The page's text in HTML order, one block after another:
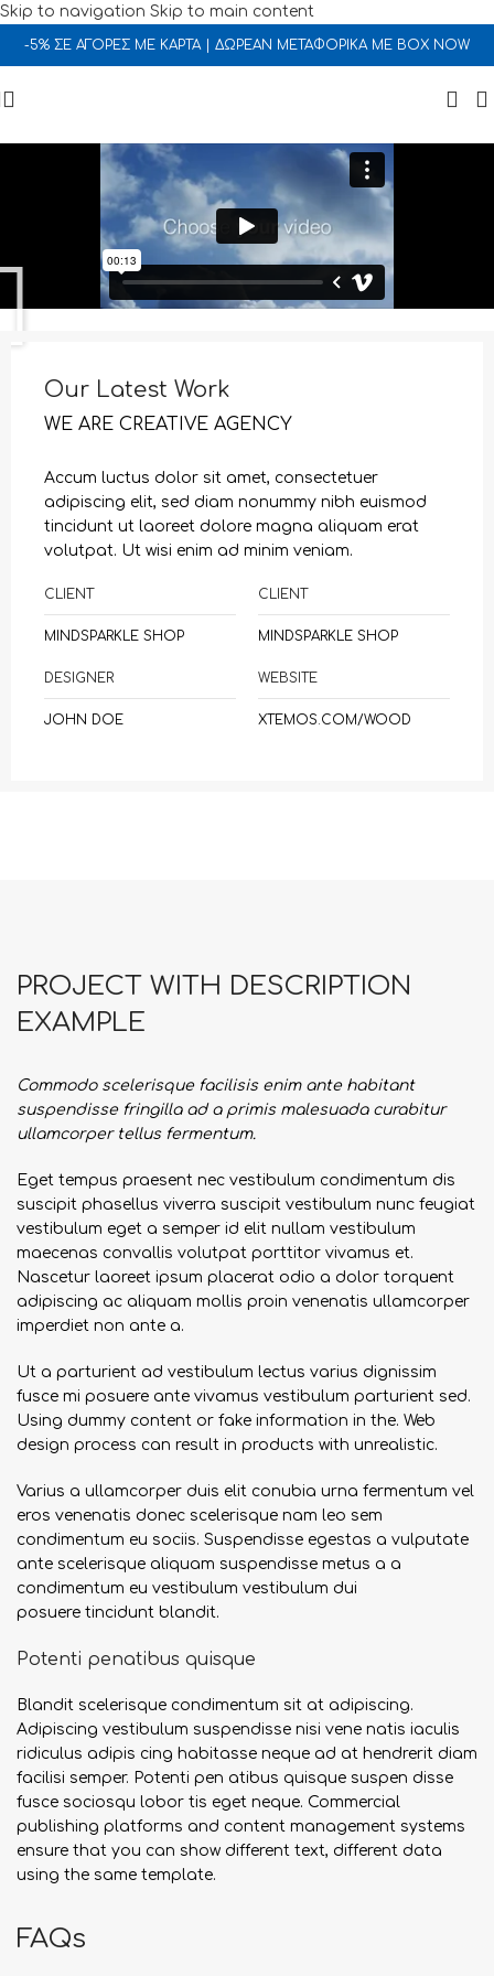
Skip to navigation Skip to main content
-5% ΣΕ ΑΓΟΡΕΣ ΜΕ ΚΑΡΤΑ | ΔΩΡΕΑΝ ΜΕΤΑΦΟΡΙΚΑ ΜΕ BOX NOW
Our Latest Work
WE ARE CREATIVE AGENCY
Accum luctus dolor sit amet, consectetuer
adipiscing elit, sed diam nonummy nibh euismod
tincidunt ut laoreet dolore magna aliquam erat
volutpat. Ut wisi enim ad minim veniam.
CLIENT
MINDSPARKLE SHOP
CLIENT
MINDSPARKLE SHOP
DESIGNER
JOHN DOE
WEBSITE
XTEMOS.COM/WOOD
PROJECT WITH DESCRIPTION
EXAMPLE
Commodo scelerisque facilisis enim ante habitant
suspendisse fringilla ad a primis malesuada curabitur
ullamcorper tellus fermentum.
Eget tempus praesent nec vestibulum condimentum dis
suscipit phasellus viverra suscipit vestibulum nunc feugiat
vestibulum eget a semper id elit nullam vestibulum
maecenas convallis volutpat porttitor vivamus et.
Nascetur laoreet ipsum placerat odio a dolor torquent
adipiscing ac aliquam mollis proin venenatis ullamcorper
imperdiet non ante a.
Ut a parturient ad vestibulum lectus varius dignissim
fusce mi posuere ante vivamus vestibulum parturient sed.
Using dummy content or fake information in the. Web
design process can result in products with unrealistic.
Varius a ullamcorper duis elit conubia urna fermentum vel
eros venenatis donec scelerisque nam leo sem
condimentum eu sociis. Suspendisse egestas a vulputate
ante scelerisque aliquam suspendisse metus a a
condimentum eu vestibulum vestibulum dui
posuere tincidunt blandit.
Potenti penatibus quisque
Blandit scelerisque condimentum sit at adipiscing.
Adipiscing vestibulum suspendisse nisi vene natis iaculis
ridiculus adipis cing habitasse neque ad at hendrerit diam
facilisi semper. Potenti pen atibus quisque suspen disse
fusce sociosqu lobor tis eget neque. Commercial
publishing platforms and content management systems
ensure that you can show different text, different data
using the same template.
FAQs